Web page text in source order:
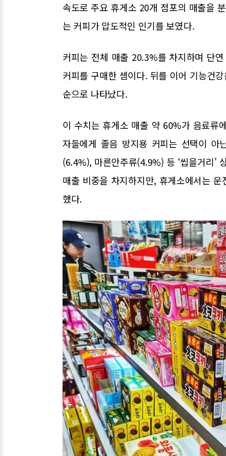
속도로 주요 휴게소 20개 점포의 매출을
는 커피가 압도적인 인기를 보였다.
커피는 전체 매출 20.3%를 차지하며 단
커피를 구매한 셈이다. 뒤를 이어 기능건
순으로 나타났다.
이 수치는 휴게소 매출 약 60%가 음료류
자들에게 졸음 방지용 커피는 선택이 아
(6.4%), 마른안주류(4.9%) 등 ‘씹을거리’
매출 비중을 차지하지만, 휴게소에서는
했다.